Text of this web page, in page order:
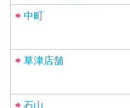
中町
草津店舗
石山